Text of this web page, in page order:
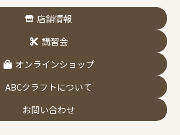
店舗情報
講習会
オンラインショップ
ABCクラフトについて
お問い合わせ